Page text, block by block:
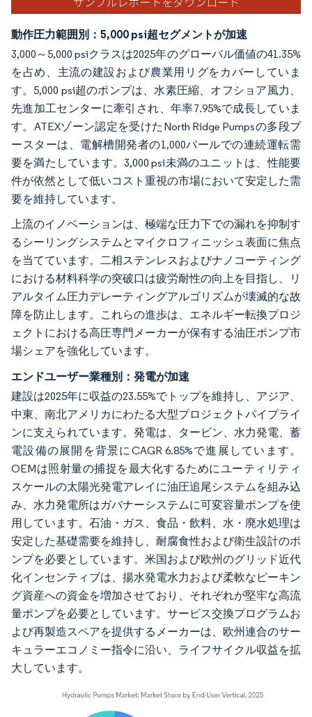
動作圧力範囲別：5,000 psi超セグメントが加速
3,000～5,000 psiクラスは2025年のグローバル価値の41.35%
を占め、主流の建設および農業用リグをカバーしていま
す。5,000 psi超のポンプは、水素圧縮、オフショア風力、
先進加工センターに牽引され、年率7.95%で成長していま
す。ATEXゾーン認定を受けたNorth Ridge Pumpsの多段ブ
ースターは、電解槽開発者の1,000バールでの連続運転需
要を満たしています。3,000 psi未満のユニットは、性能要
件が依然として低いコスト重視の市場において安定した需
要を維持しています。
上流のイノベーションは、極端な圧力下での漏れを抑制す
るシーリングシステムとマイクロフィニッシュ表面に焦点
を当てています。二相ステンレスおよびナノコーティング
における材料科学の突破口は疲労耐性の向上を目指し、リ
アルタイム圧力デレーティングアルゴリズムが壊滅的な故
障を防止します。これらの進歩は、エネルギー転換プロジ
ェクトにおける高圧専門メーカーが保有する油圧ポンプ市
場シェアを強化しています。
エンドユーザー業種別：発電が加速
建設は2025年に収益の23.55%でトップを維持し、アジア、
中東、南北アメリカにわたる大型プロジェクトパイプライ
ンに支えられています。発電は、タービン、水力発電、蓄
電設備の展開を背景にCAGR 6.85%で進展しています。
OEMは照射量の捕捉を最大化するためにユーティリティ
スケールの太陽光発電アレイに油圧追尾システムを組み込
み、水力発電所はガバナーシステムに可変容量ポンプを使
用しています。石油・ガス、食品・飲料、水・廃水処理は
安定した基礎需要を維持し、耐腐食性および衛生設計のポ
ンプを必要としています。米国および欧州のグリッド近代
化インセンティブは、揚水発電水力および柔軟なピーキン
グ資産への資金を増加させており、それぞれが堅牢な高流
量ポンプを必要としています。サービス交換プログラムお
よび再製造スペアを提供するメーカーは、欧州連合のサー
キュラーエコノミー指令に沿い、ライフサイクル収益を拡
大しています。